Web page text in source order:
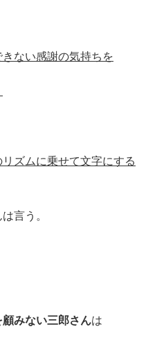
きない感謝の気持ちを
ズムに乗せて文字にする
言う。
みない三郎さんは